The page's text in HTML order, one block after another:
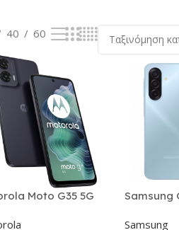
40 60
Moto G35 5G
Black
Samsung
Blue
Samsung